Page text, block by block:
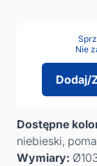
Nie
Dodaj/
Dostępne
niebieski,
Wymiary: